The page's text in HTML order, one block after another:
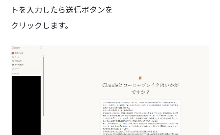
トを入力したら送信ボタンを
クリックします。